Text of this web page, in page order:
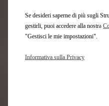
DS 4 PALLAS
SEMPLICE &
Se desideri saperne di più sugli
gestirli, puoi accedere alla nostra
"Gestisci le mie impostazioni".
Informativa sulla Privacy